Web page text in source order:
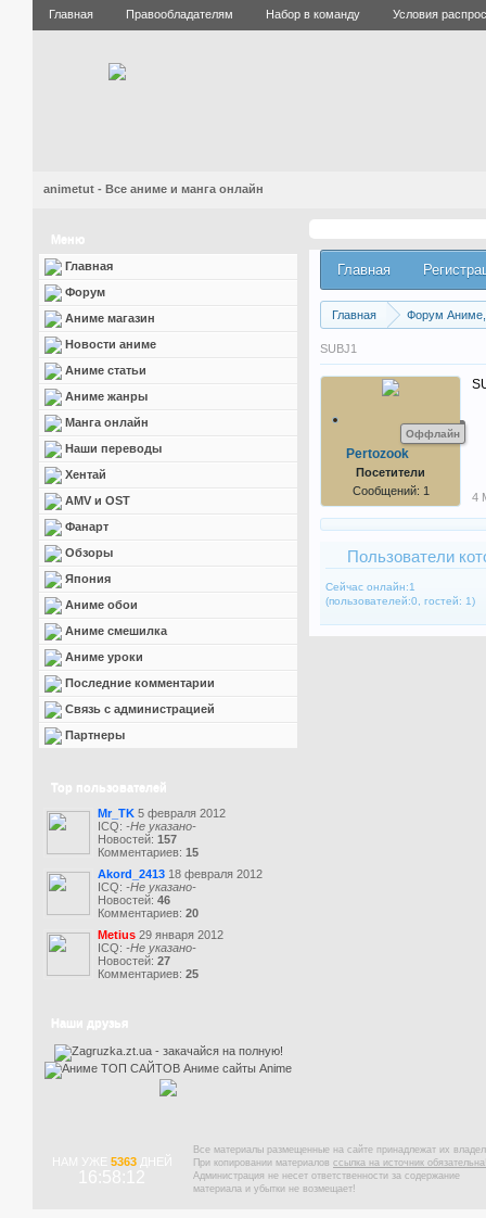
Главная Правообладателям Набор в команду Условия
animetut - Все аниме и манга онлайн
Меню
Главная
Форум
Аниме магазин
Новости аниме
Аниме статьи
Аниме жанры
Манга онлайн
Наши переводы
Хентай
AMV и OST
Фанарт
Обзоры
Япония
Аниме обои
Аниме смешилка
Аниме уроки
Последние комментарии
Связь с администрацией
Партнеры
Top пользователей
Mr_TK 5 февраля 2012
ICQ: -Не указано-
Новостей: 157
Комментариев: 15
Akord_2413 18 февраля 2012
ICQ: -Не указано-
Новостей: 46
Комментариев: 20
Metius 29 января 2012
ICQ: -Не указано-
Новостей: 27
Комментариев: 25
Наши друзья
Главная
Главная Форум Аниме,
SUBJ1
Оффлайн
Pertozook
Посетители
Сообщений: 1
4
Пользователи
Сейчас онлайн:1
(пользователей:0, гостей: 1)
НАМ УЖЕ 5363ДНЕЙ
16:58:13
Все материалы размещенные на сайте принадлежат их
При копировании материалов ссылка на источник
Администрация не несет ответственности за содержание
материала и убытки не возмещает!